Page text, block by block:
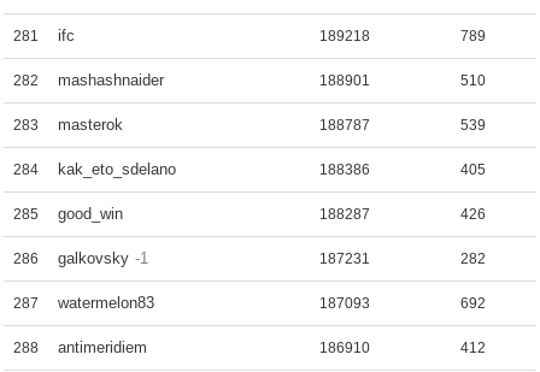
281 ifc 189218 789
282 mashashnaider 188901 510
283 masterok 188787 539
284 kak_eto_sdelano 188386 405
285 good_win 188287 426
286 galkovsky -1 187231 282
287 watermelon83 187093 692
288 antimeridiem 186910 412